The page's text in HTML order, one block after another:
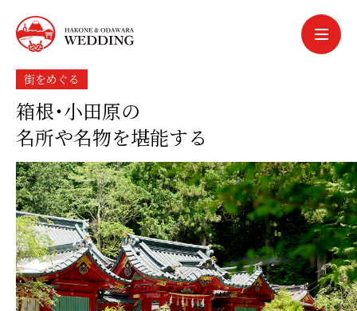
中文繁体
português
español
街をめぐる
箱根・小田原の
名所や名物を堪能する